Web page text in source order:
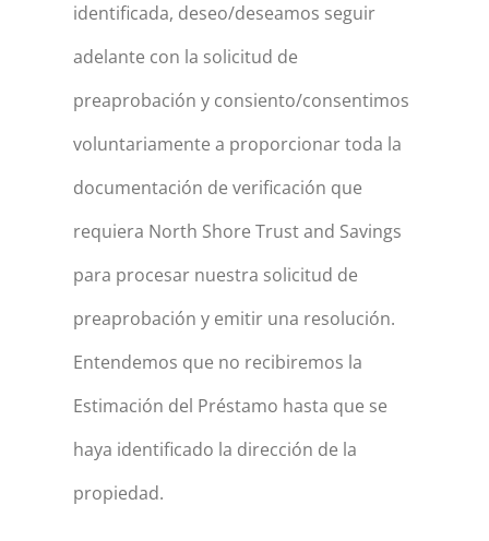
identificada, deseo/deseamos seguir
adelante con la solicitud de
preaprobación y consiento/consentimos
voluntariamente a proporcionar toda la
documentación de verificación que
requiera North Shore Trust and Savings
para procesar nuestra solicitud de
preaprobación y emitir una resolución.
Entendemos que no recibiremos la
Estimación del Préstamo hasta que se
haya identificado la dirección de la
propiedad.